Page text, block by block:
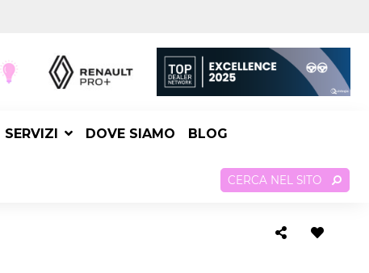
SERVIZI DOVE SIAMO BLOG
CERCA NEL SITO